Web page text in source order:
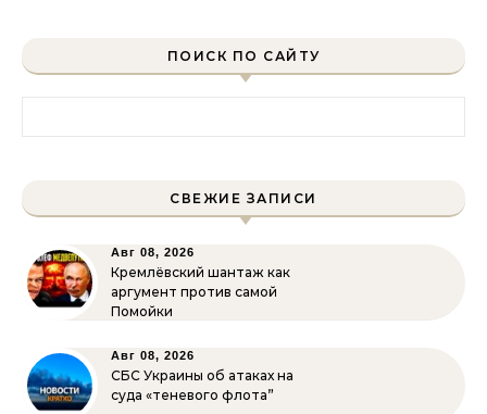
ПОИСК ПО САЙТУ
СВЕЖИЕ ЗАПИСИ
Авг 08, 2026
Кремлёвский шантаж как
аргумент против самой
Помойки
Авг 08, 2026
СБС Украины об атаках на
суда «теневого флота”